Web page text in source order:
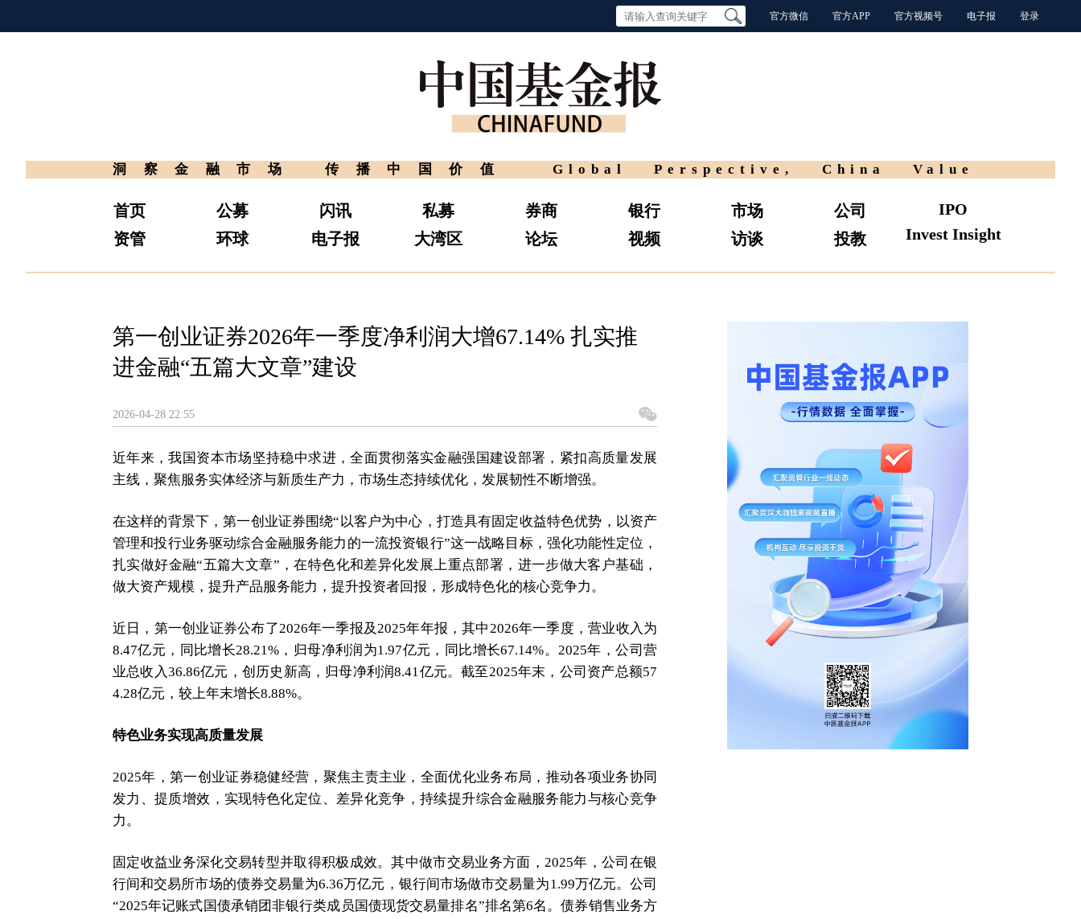
官方微信 官方APP 官方视频号 电子报 登录
洞察金融市场 传播中国价值 Global Perspective, China Value
首页
资管
公募
环球
闪讯
电子报
私募
大湾区
券商
论坛
银行
视频
市场
访谈
公司
投教
IPO
Invest Insight
第一创业证券2026年一季度净利润大增67.14% 扎实推
进金融“五篇大文章”建设
2026-04-28 22:55
近年来，我国资本市场坚持稳中求进，全面贯彻落实金融强国建设部署，紧扣高质量发展
主线，聚焦服务实体经济与新质生产力，市场生态持续优化，发展韧性不断增强。
在这样的背景下，第一创业证券围绕“以客户为中心，打造具有固定收益特色优势，以资产
管理和投行业务驱动综合金融服务能力的一流投资银行”这一战略目标，强化功能性定位，
扎实做好金融“五篇大文章”，在特色化和差异化发展上重点部署，进一步做大客户基础，
做大资产规模，提升产品服务能力，提升投资者回报，形成特色化的核心竞争力。
近日，第一创业证券公布了2026年一季报及2025年年报，其中2026年一季度，营业收入为
8.47亿元，同比增长28.21%，归母净利润为1.97亿元，同比增长67.14%。2025年，公司营
业总收入36.86亿元，创历史新高，归母净利润8.41亿元。截至2025年末，公司资产总额57
4.28亿元，较上年末增长8.88%。
特色业务实现高质量发展
2025年，第一创业证券稳健经营，聚焦主责主业，全面优化业务布局，推动各项业务协同
发力、提质增效，实现特色化定位、差异化竞争，持续提升综合金融服务能力与核心竞争
力。
固定收益业务深化交易转型并取得积极成效。其中做市交易业务方面，2025年，公司在银
行间和交易所市场的债券交易量为6.36万亿元，银行间市场做市交易量为1.99万亿元。公司
“2025年记账式国债承销团非银行类成员国债现货交易量排名”排名第6名。债券销售业务方